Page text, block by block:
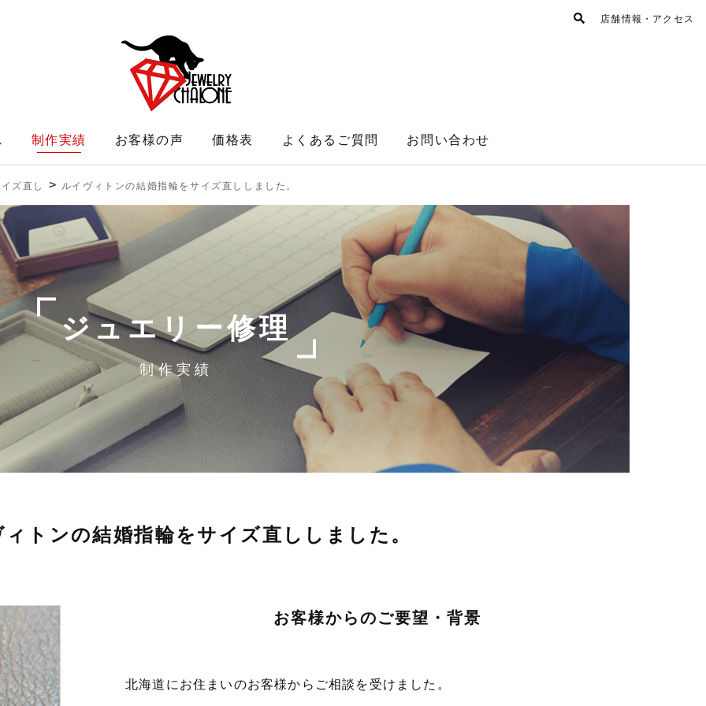
店舗情報・アクセス
制作実績 お客様の声 価格表 よくあるご質問 お問い合わせ
ズ直し > ルイヴィトンの結婚指輪をサイズ直ししました。
ジュエリー修理
制作実績
トンの結婚指輪をサイズ直ししました。
お客様からのご要望・背景
北海道にお住まいのお客様からご相談を受けました。